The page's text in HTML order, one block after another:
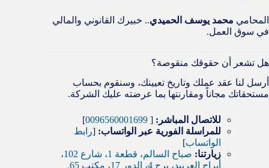
المحامي محمد يوسف الحميدي.. خبيرك القانوني والمالي
في سوق العمل.
هل تشعر أن حقوقك منقوصة؟
أرسل لنا عقد عملك وتاريخ تعيينك، وسنقوم بحساب
مستحقاتك مجاناً ومقارنتها بما عرضته عليك الشركة.
للاتصال المباشر: [
0096560001699
]
للمراسلة الفورية عبر الواتساب: [رابط
الواتساب]
زيارتنا:
صباح السالم، قطعة 1، شارع 102،
أبراج العربيد، برج 4، الدور 17، مكتب 65.